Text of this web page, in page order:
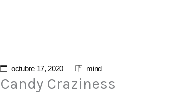
octubre 17, 2020 mind
Candy Craziness